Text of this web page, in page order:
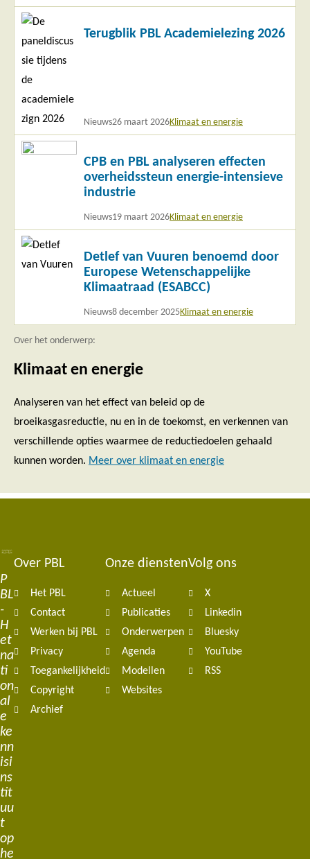
Terugblik PBL Academielezing 2026
Nieuws26 maart 2026Klimaat en energie
Lees
meer
CPB en PBL analyseren effecten
overheidssteun energie-intensieve
industrie
Nieuws19 maart 2026Klimaat en energie
Lees
Detlef van Vuuren benoemd door
Europese Wetenschappelijke
Klimaatraad (ESABCC)
Nieuws8 december 2025Klimaat en energie
Lees
meer
Over het onderwerp:
Klimaat en energie
Analyseren van het effect van beleid op de
broeikasgasreductie, nu en in de toekomst, en verkennen van
verschillende opties waarmee de reductiedoelen gehaald
kunnen worden. Meer over klimaat en energie
P
BL
-
H
et
na
ti
on
al
e
ke
nn
isi
ns
tit
uu
t
op
he
Footer
navigation
Over PBL
Het PBL
Contact
Werken bij PBL
Privacy
Toegankelijkheid
Copyright
Archief
Onze diensten
Actueel
Publicaties
Onderwerpen
Agenda
Modellen
Websites
Volg ons
X
Linkedin
Bluesky
YouTube
RSS